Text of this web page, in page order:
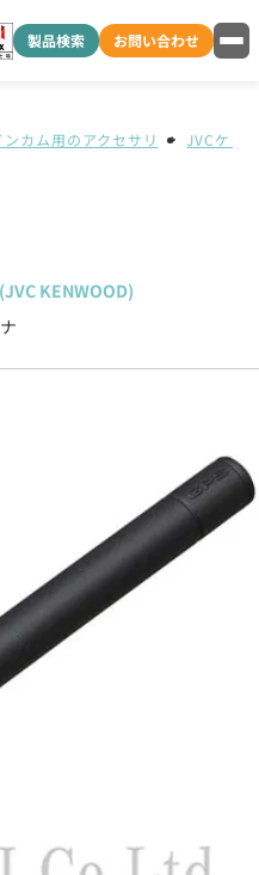
製品検索 お問い合わせ
カム用のアクセサリ JVCケン
KENWOOD)